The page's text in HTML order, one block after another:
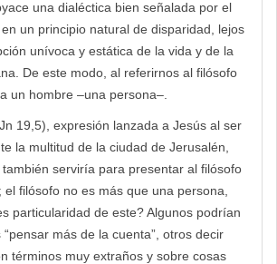
una dialéctica bien señalada por el
un principio natural de disparidad, lejos
unívoca y estática de la vida y de la
De este modo, al referirnos al filósofo
un hombre –una persona–.
19,5), expresión lanzada a Jesús al ser
la multitud de la ciudad de Jerusalén,
serviría para presentar al filósofo
el filósofo no es más que una persona,
particularidad de este? Algunos podrían
más de la cuenta”, otros decir
términos muy extraños y sobre cosas